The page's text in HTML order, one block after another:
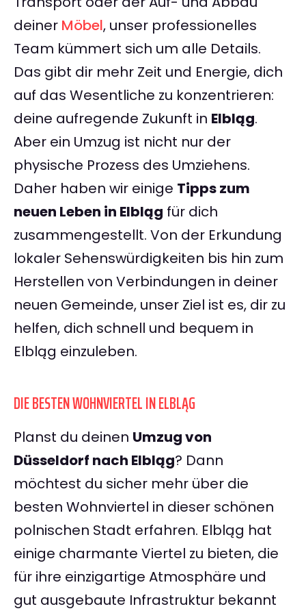
deiner Möbel, unser professionelles
Team kümmert sich um alle Details.
Das gibt dir mehr Zeit und Energie, dich
auf das Wesentliche zu konzentrieren:
deine aufregende Zukunft in Elbląg.
Aber ein Umzug ist nicht nur der
physische Prozess des Umziehens.
Daher haben wir einige Tipps zum
neuen Leben in Elbląg für dich
zusammengestellt. Von der Erkundung
lokaler Sehenswürdigkeiten bis hin zum
Herstellen von Verbindungen in deiner
neuen Gemeinde, unser Ziel ist es, dir zu
helfen, dich schnell und bequem in
Elbląg einzuleben.
DIE BESTEN WOHNVIERTEL IN ELBLĄG
Planst du deinen Umzug von
Düsseldorf nach Elbląg? Dann
möchtest du sicher mehr über die
besten Wohnviertel in dieser schönen
polnischen Stadt erfahren. Elbląg hat
einige charmante Viertel zu bieten, die
für ihre einzigartige Atmosphäre und
gut ausgebaute Infrastruktur bekannt